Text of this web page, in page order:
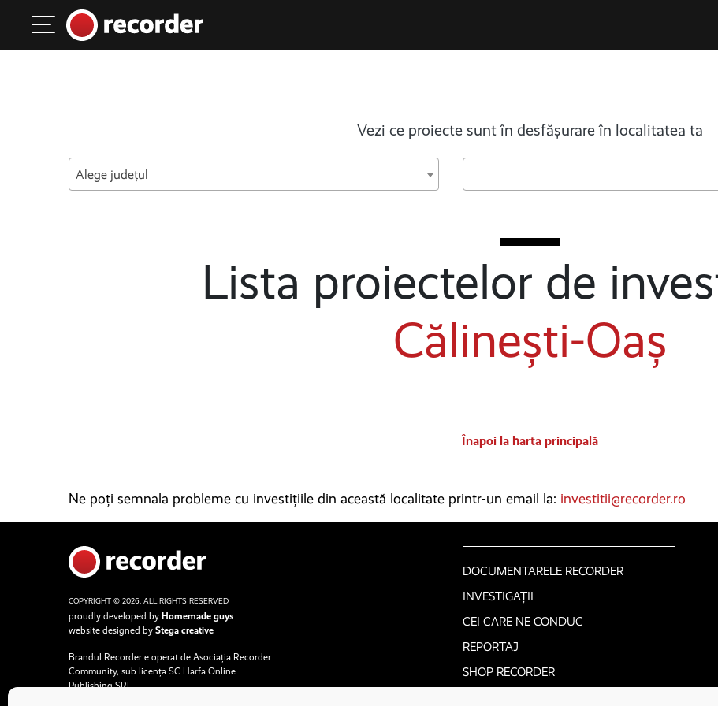
Main Navigation
Vezi ce proiecte sunt în desfășurare în localitatea ta
Alege județul
Lista proiectelor de
Călinești-Oaș
Înapoi la harta principală
Ne poți semnala probleme cu investițiile din această localitate printr-un email la: investitii@recorder.ro
COPYRIGHT © 2026. ALL RIGHTS RESERVED
proudly developed by Homemade guys
website designed by Stega creative
Brandul Recorder e operat de Asociația Recorder
Community, sub licența SC Harfa Online
Publishing SRL.
DOCUMENTARELE RECORDER
INVESTIGAȚII
CEI CARE NE CONDUC
REPORTAJ
SHOP RECORDER